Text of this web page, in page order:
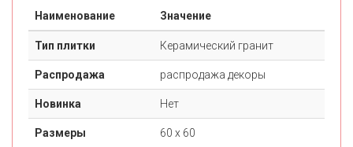
Наименование Значение
Тип плитки Керамический гранит
Распродажа распродажа декоры
Новинка Нет
Размеры 60 х 60